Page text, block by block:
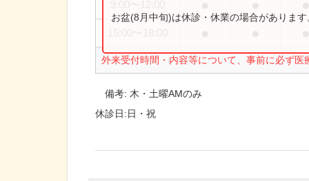
外来受付時間・内容等について、事前に必ず医
お盆(8月中旬)は休診・休業の場合がありま
備考: 木・土曜AMのみ
休診日:日・祝